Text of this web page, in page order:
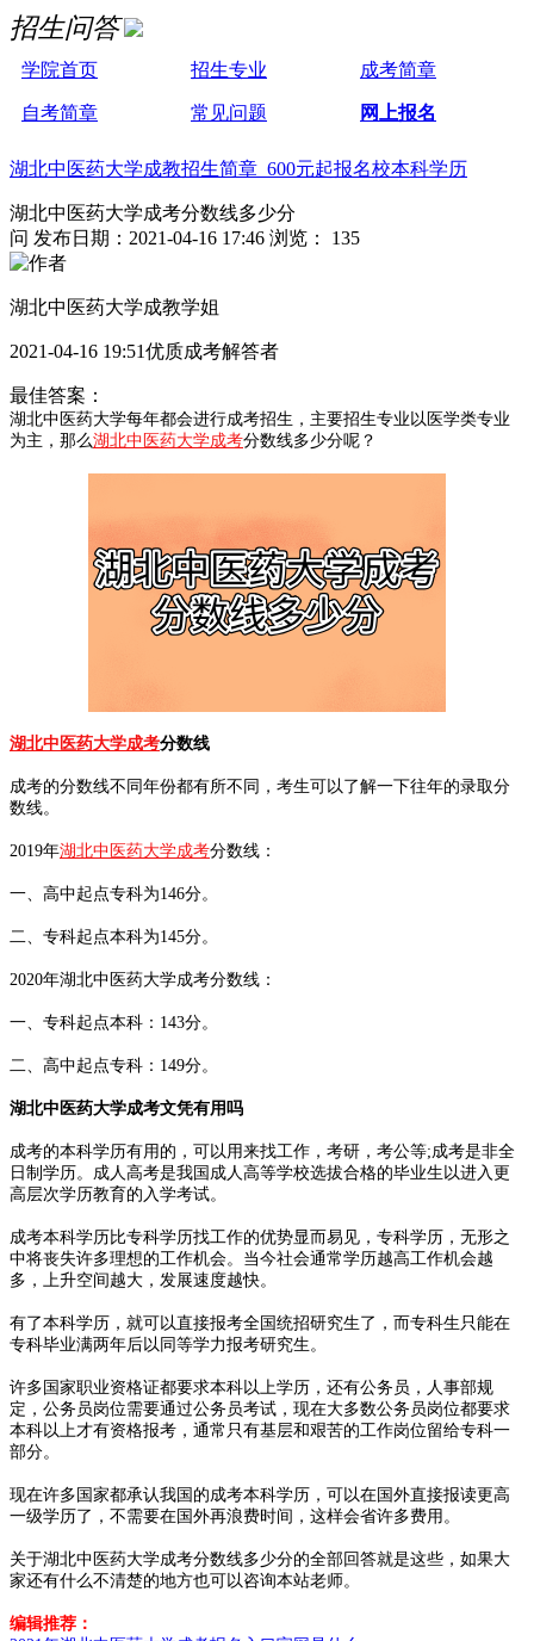
招生问答
学院首页 招生专业 成考简章
自考简章 常见问题 网上报名
湖北中医药大学成教招生简章 600元起报名校本科学历
湖北中医药大学成考分数线多少分
问 发布日期：2021-04-16 17:46 浏览： 135
湖北中医药大学成教学姐
2021-04-16 19:51优质成考解答者
最佳答案：
湖北中医药大学每年都会进行成考招生，主要招生专业以医学类专业
为主，那么湖北中医药大学成考分数线多少分呢？
湖北中医药大学成考分数线
成考的分数线不同年份都有所不同，考生可以了解一下往年的录取分
数线。
2019年湖北中医药大学成考分数线：
一、高中起点专科为146分。
二、专科起点本科为145分。
2020年湖北中医药大学成考分数线：
一、专科起点本科：143分。
二、高中起点专科：149分。
湖北中医药大学成考文凭有用吗
成考的本科学历有用的，可以用来找工作，考研，考公等;成考是非全
日制学历。成人高考是我国成人高等学校选拔合格的毕业生以进入更
高层次学历教育的入学考试。
成考本科学历比专科学历找工作的优势显而易见，专科学历，无形之
中将丧失许多理想的工作机会。当今社会通常学历越高工作机会越
多，上升空间越大，发展速度越快。
有了本科学历，就可以直接报考全国统招研究生了，而专科生只能在
专科毕业满两年后以同等学力报考研究生。
许多国家职业资格证都要求本科以上学历，还有公务员，人事部规
定，公务员岗位需要通过公务员考试，现在大多数公务员岗位都要求
本科以上才有资格报考，通常只有基层和艰苦的工作岗位留给专科一
部分。
现在许多国家都承认我国的成考本科学历，可以在国外直接报读更高
一级学历了，不需要在国外再浪费时间，这样会省许多费用。
关于湖北中医药大学成考分数线多少分的全部回答就是这些，如果大
家还有什么不清楚的地方也可以咨询本站老师。
编辑推荐：